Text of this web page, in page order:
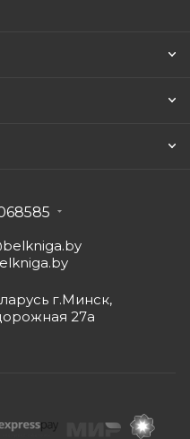
г.Минск,
27а